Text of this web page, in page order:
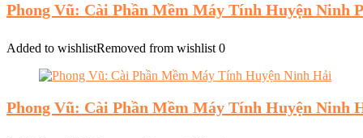
Phong Vũ: Cài Phần Mềm Máy Tính Huyện Ninh
Added to wishlistRemoved from wishlist 0
Phong Vũ: Cài Phần Mềm Máy Tính Huyện Ninh